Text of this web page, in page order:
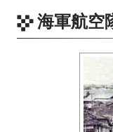
海軍航空